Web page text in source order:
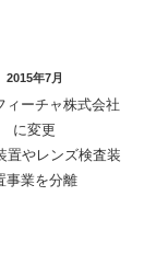
2015年7月
ィーチャ株式会社
に変更
置やレンズ検査装
事業を分離